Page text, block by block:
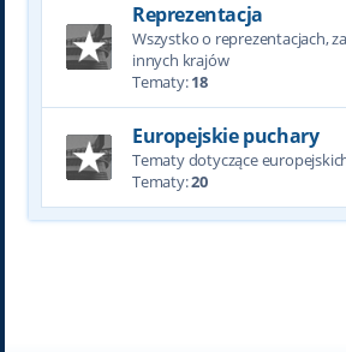
Reprezentacja
Wszystko o reprezentacjach,
innych krajów
Tematy:18
Europejskie puchary
Tematy dotyczące
Tematy:20